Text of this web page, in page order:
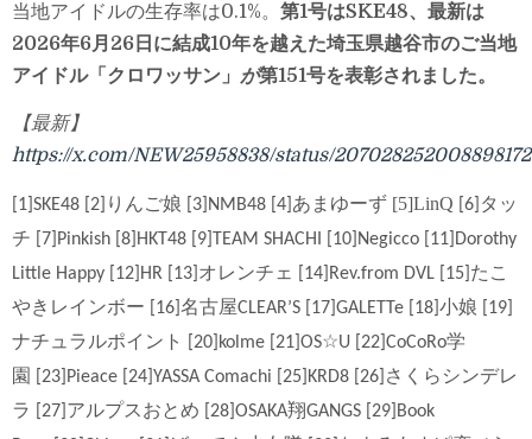
当地アイドルの生存率は0.1%。 第1号はSKE48、最新は
2026年6月26日に結成10年を越えた埼玉県越谷市のご当地
アイドル「クロワッサン」 が第151号を表彰されました。
【最新】
https://x.com/NEW25958838/status/
[1]SKE48 [2]りんご娘 [3]NMB48 [4] あまゆーず [5]LinQ [6] タッ
チ
[7]Pinkish [8]HKT48 [9]TEAM SHACHI [10]Negicco
[11]Dorothy
Little Happy
[12]HR [13] オレンチェ [14]Rev.from DVL [15] たこ
やきレインボー
[16]名古屋CLEAR’S [17]GALETTe [18] 小娘 [19]
ナチュラルポイント [20]kolme [21]OS☆U [22]CoCoRo学
園
[23]Pieace [24]YASSA Comachi [25]KRD8 [26] さくらシンデレ
ラ
[27] アルプスおとめ [28]OSAKA翔GANGS [29]Book